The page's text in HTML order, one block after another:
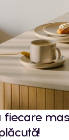
fiecare